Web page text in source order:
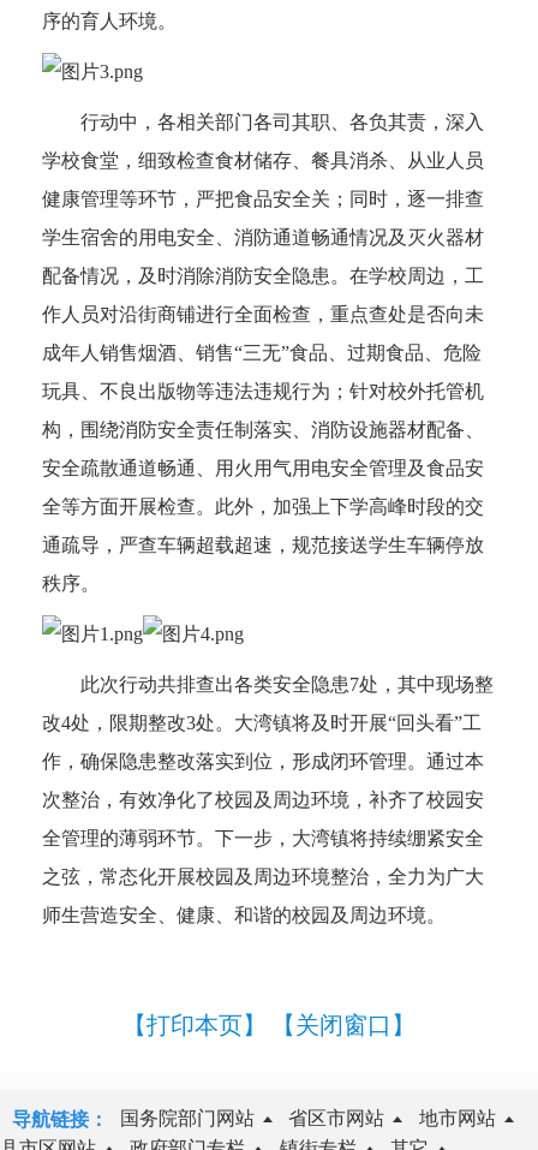
序的育人环境。
行动中，各相关部门各司其职、各负其责，深入
学校食堂，细致检查食材储存、餐具消杀、从业人员
健康管理等环节，严把食品安全关；同时，逐一排查
学生宿舍的用电安全、消防通道畅通情况及灭火器材
配备情况，及时消除消防安全隐患。在学校周边，工
作人员对沿街商铺进行全面检查，重点查处是否向未
成年人销售烟酒、销售“三无”食品、过期食品、危险
玩具、不良出版物等违法违规行为；针对校外托管机
构，围绕消防安全责任制落实、消防设施器材配备、
安全疏散通道畅通、用火用气用电安全管理及食品安
全等方面开展检查。此外，加强上下学高峰时段的交
通疏导，严查车辆超载超速，规范接送学生车辆停放
秩序。
此次行动共排查出各类安全隐患7处，其中现场整
改4处，限期整改3处。大湾镇将及时开展“回头看”工
作，确保隐患整改落实到位，形成闭环管理。通过本
次整治，有效净化了校园及周边环境，补齐了校园安
全管理的薄弱环节。下一步，大湾镇将持续绷紧安全
之弦，常态化开展校园及周边环境整治，全力为广大
师生营造安全、健康、和谐的校园及周边环境。
【打印本页】 【关闭窗口】
导航链接： 国务院部门网站 省区市网站
地市网站